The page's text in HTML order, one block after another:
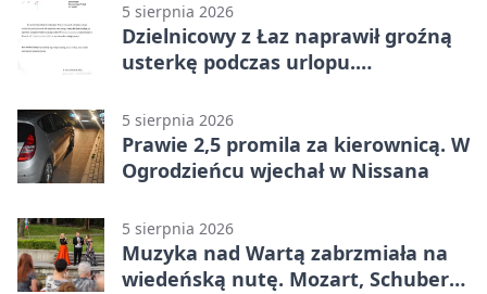
5 sierpnia 2026
Dzielnicowy z Łaz naprawił groźną
usterkę podczas urlopu.
5 sierpnia 2026
Prawie 2,5 promila za kierownicą. W
Ogrodzieńcu wjechał w Nissana
5 sierpnia 2026
Muzyka nad Wartą zabrzmiała na
wiedeńską nutę. Mozart, Schubert i